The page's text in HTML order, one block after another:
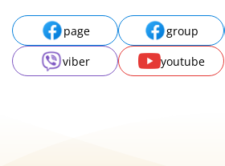
page group
viber
youtube